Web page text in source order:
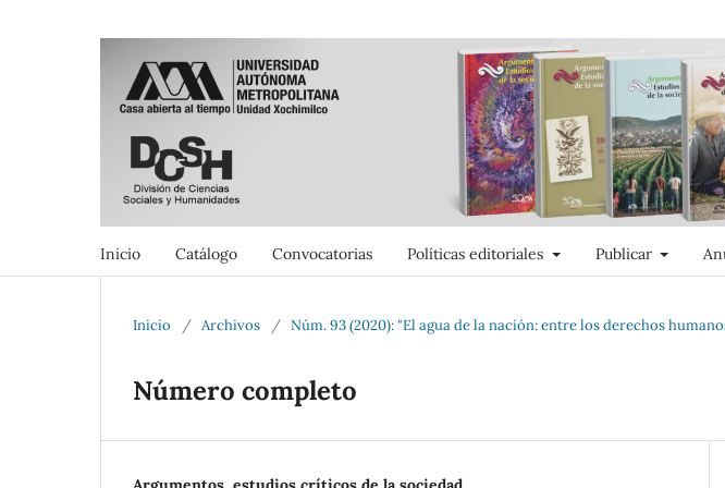
Inicio Catálogo Convocatorias Políticas editoriales Publicar
Inicio / Archivos / Núm. 93 (2020): "El agua de la nación: entre los derechos
Número completo